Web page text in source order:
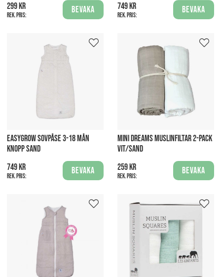
299 kr
Rek. pris:
Bevaka
749 kr
Rek. pris:
Bevaka
EASYGROW SOVPÅSE 3-18 MÅN
KNOPP SAND
749 kr
Rek. pris:
Bevaka
MINI DREAMS MUSLINFILTAR 2-PACK
VIT/SAND
259 kr
Rek. pris:
Bevaka